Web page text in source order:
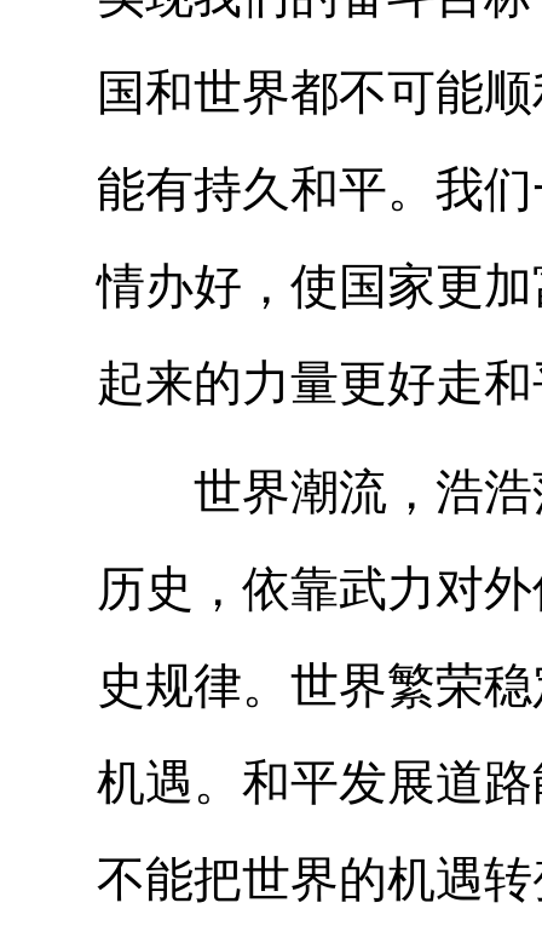
国和世界都不可能
能有持久和平。我
情办好，使国家更
起来的力量更好走
世界潮流，浩浩
历史，依靠武力对
史规律。世界繁荣
机遇。和平发展道
不能把世界的机遇